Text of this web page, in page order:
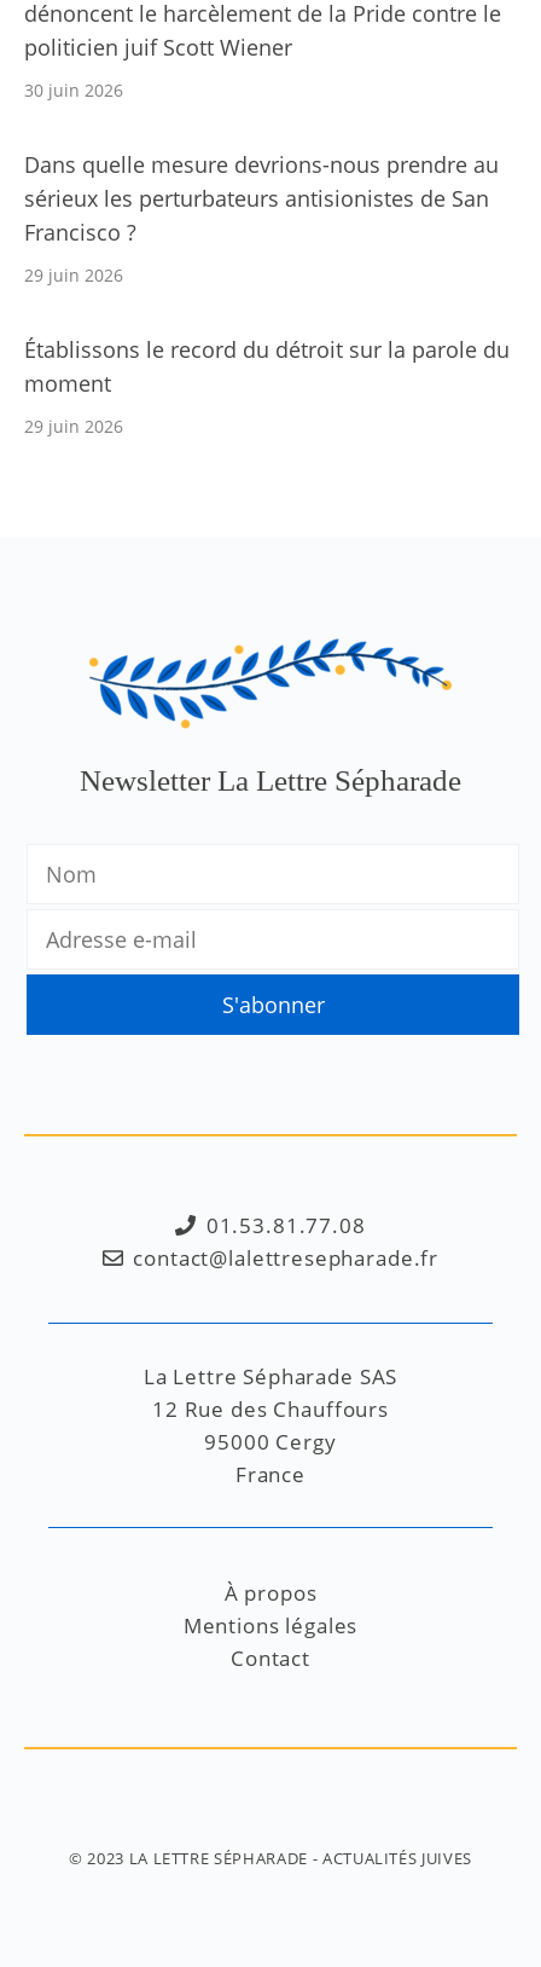
dénoncent le harcèlement de la Pride contre le
politicien juif Scott Wiener
30 juin 2026
Dans quelle mesure devrions-nous prendre au
sérieux les perturbateurs antisionistes de San
Francisco ?
29 juin 2026
Établissons le record du détroit sur la parole du
moment
29 juin 2026
Newsletter La Lettre Sépharade
01.53.81.77.08
contact@lalettresepharade.fr
La Lettre Sépharade SAS
12 Rue des Chauffours
95000 Cergy
France
À propos
Mentions légales
Contact
© 2023 LA LETTRE SÉPHARADE - ACTUALITÉS JUIVES